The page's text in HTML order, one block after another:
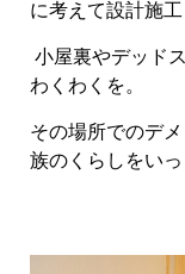
に考えて設計施工
小屋裏やデッド
わくわくを。
その場所でのデ
族のくらしをいっ